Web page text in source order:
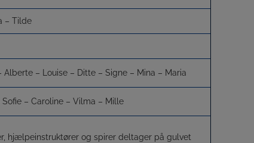
– Tilde
Alberte – Louise – Ditte – Signe – Mina – Maria
Sofie – Caroline – Vilma – Mille
hjælpeinstruktører og spirer deltager på gulvet